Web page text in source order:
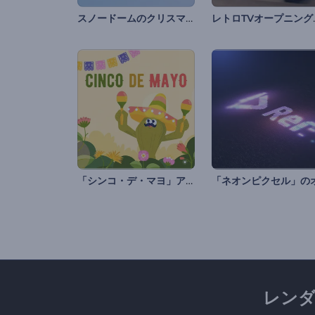
スノードームのクリスマスオープニング動画 レト
「シンコ・デ・マヨ」アニメーション
レン